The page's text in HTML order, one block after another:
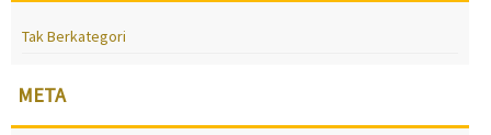
Tak Berkategori
META